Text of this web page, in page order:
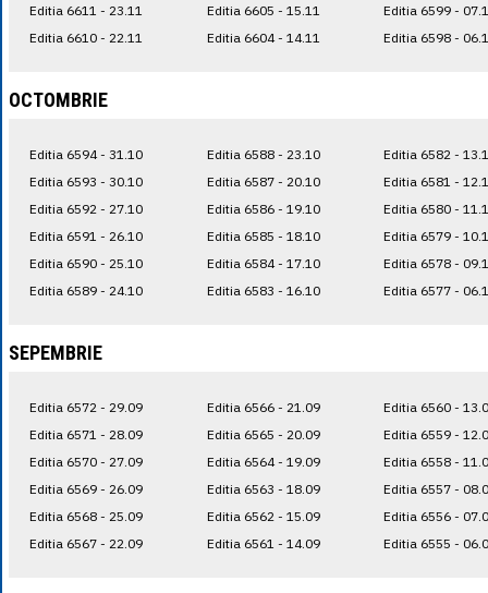
Editia 6611 - 23.11
Editia 6610 - 22.11
Editia 6605 - 15.11
Editia 6604 - 14.11
Editia 6599 -
Editia 6598 -
OCTOMBRIE
Editia 6594 - 31.10
Editia 6593 - 30.10
Editia 6592 - 27.10
Editia 6591 - 26.10
Editia 6590 - 25.10
Editia 6589 - 24.10
Editia 6588 - 23.10
Editia 6587 - 20.10
Editia 6586 - 19.10
Editia 6585 - 18.10
Editia 6584 - 17.10
Editia 6583 - 16.10
Editia 6582 -
Editia 6581 -
Editia 6580 -
Editia 6579 -
Editia 6578 -
Editia 6577 -
SEPEMBRIE
Editia 6572 - 29.09
Editia 6571 - 28.09
Editia 6570 - 27.09
Editia 6569 - 26.09
Editia 6568 - 25.09
Editia 6567 - 22.09
Editia 6566 - 21.09
Editia 6565 - 20.09
Editia 6564 - 19.09
Editia 6563 - 18.09
Editia 6562 - 15.09
Editia 6561 - 14.09
Editia 6560 -
Editia 6559 -
Editia 6558 -
Editia 6557 -
Editia 6556 -
Editia 6555 -